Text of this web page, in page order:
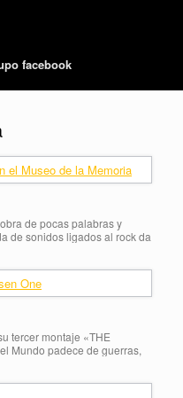
facebook
de pocas palabras y
de sonidos ligados al rock da
de […]
tercer montaje «THE
Mundo padece de guerras,
ser la razón que acabe